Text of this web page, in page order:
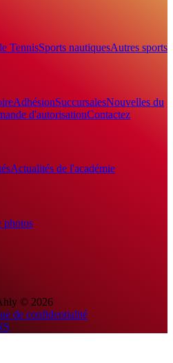
le TennisSports nautiquesAutres sports
AdhésionSuccursalesNouvelles du
d'autorisationContactez
Actualités de l'académie
photos
© 2026
de confidentialité